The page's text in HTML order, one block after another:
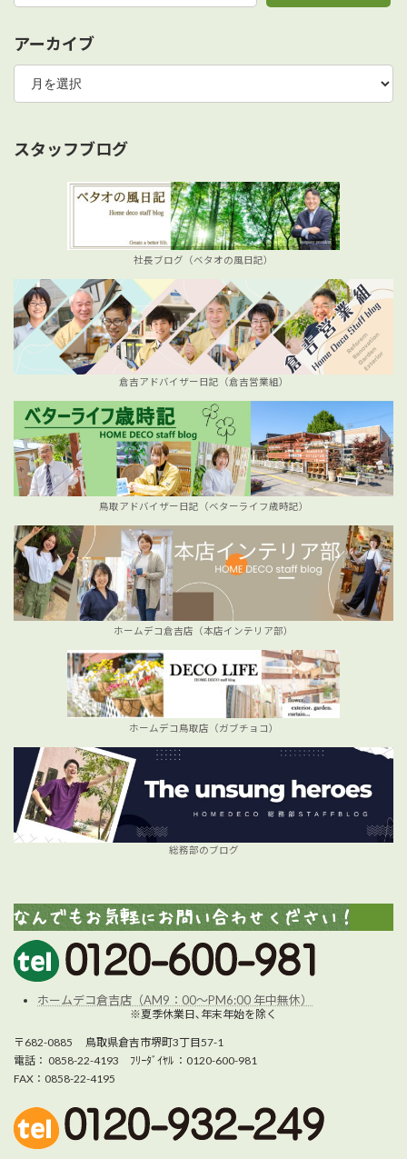
アーカイブ
ア
カ
スタッフブログ
社長ブログ（ベタオの風日記）
倉吉アドバイザー日記（倉吉営業組）
鳥取アドバイザー日記（ベターライフ歳時記）
ホームデコ倉吉店（本店インテリア部）
ホームデコ鳥取店（ガブチョコ）
総務部のブログ
ホームデコ倉吉店（AM9：00～PM6:00 年中無休）
※夏季休業日､年末年始を除く
〒682-0885 鳥取県倉吉市堺町3丁目57-1
電話： 0858-22-4193 ﾌﾘｰﾀﾞｲﾔﾙ ：0120-600-981
FAX：0858-22-4195